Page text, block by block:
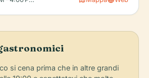
si cena prima che in altre grandi